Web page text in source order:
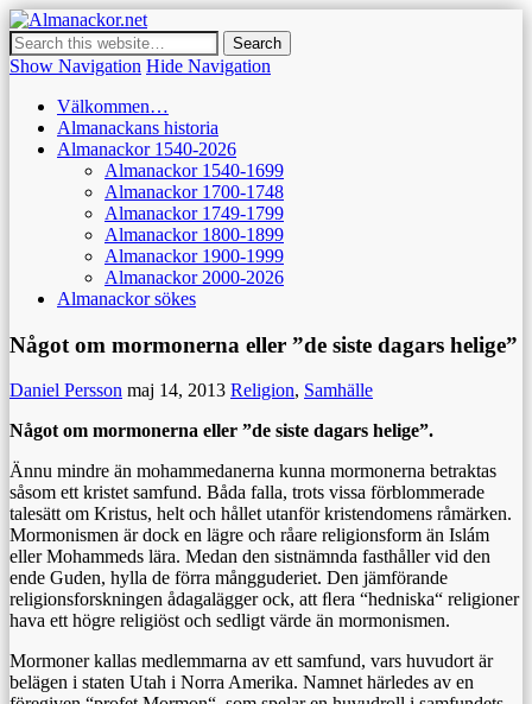
Dedikerad den enkla, häftade och skurna almanackan 1540-2026
Show Navigation Hide Navigation
Välkommen…
Almanackans historia
Almanackor 1540-2026
Almanackor 1540-1699
Almanackor 1700-1748
Almanackor 1749-1799
Almanackor 1800-1899
Almanackor 1900-1999
Almanackor 2000-2026
Almanackor sökes
Något om mormonerna eller ”de siste dagars helige”
Daniel Persson maj 14, 2013 Religion, Samhälle
Något om mormonerna eller ”de siste dagars helige”.
Ännu mindre än mohammedanerna kunna mormonerna betraktas
såsom ett kristet samfund. Båda falla, trots vissa förblommerade
talesätt om Kristus, helt och hållet utanför kristendomens råmärken.
Mormonismen är dock en lägre och råare religionsform än Islám
eller Mohammeds lära. Medan den sistnämnda fasthåller vid den
ende Guden, hylla de förra mångguderiet. Den jämförande
religionsforskningen ådagalägger ock, att ﬂera “hedniska“ religioner
hava ett högre religiöst och sedligt värde än mormonismen.
Mormoner kallas medlemmarna av ett samfund, vars huvudort är
belägen i staten Utah i Norra Amerika. Namnet härledes av en